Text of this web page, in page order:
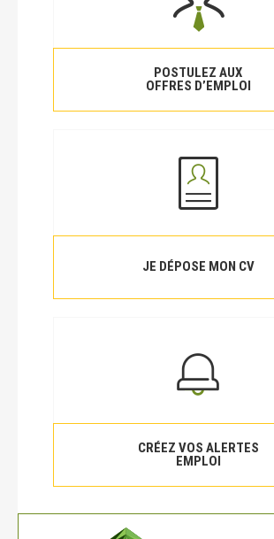
POSTULEZ AUX
OFFRES D’EMPLOI
JE DÉPOSE MON CV
CRÉEZ VOS ALERTES
EMPLOI